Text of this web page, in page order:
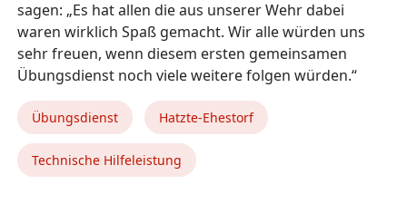
sagen: „Es hat allen die aus unserer Wehr dabei
waren wirklich Spaß gemacht. Wir alle würden uns
sehr freuen, wenn diesem ersten gemeinsamen
Übungsdienst noch viele weitere folgen würden.“
Übungsdienst Hatzte-Ehestorf
Technische Hilfeleistung